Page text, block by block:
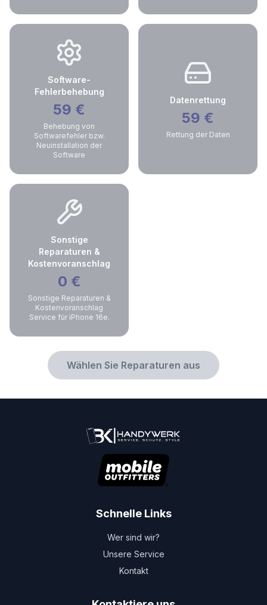
Software-
Fehlerbehebung
59 €
Behebung von
Softwarefehler bzw.
Neuinstallation der
Software
Datenrettung
59 €
Rettung der Daten
Sonstige
Reparaturen &
Kostenvoranschlag
0 €
Sonstige Reparaturen &
Kostenvoranschlag
Service für iPhone 16e.
Wählen Sie Reparaturen aus
Schnelle Links
Wer sind wir?
Unsere Service
Kontakt